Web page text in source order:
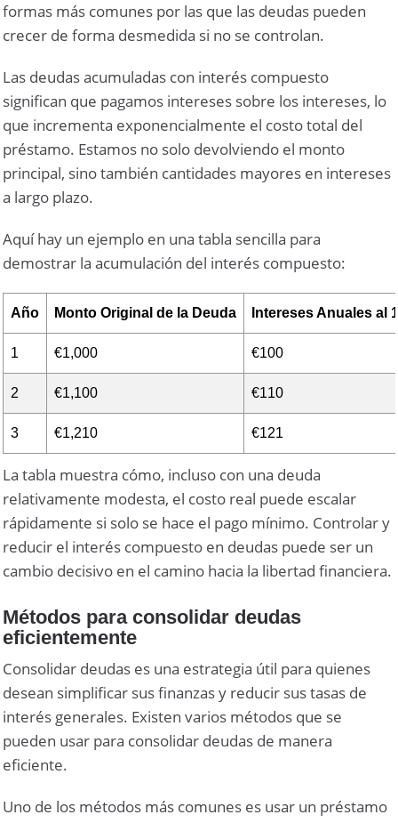
formas más comunes por las que las deudas pueden
crecer de forma desmedida si no se controlan.
Las deudas acumuladas con interés compuesto
significan que pagamos intereses sobre los intereses, lo
que incrementa exponencialmente el costo total del
préstamo. Estamos no solo devolviendo el monto
principal, sino también cantidades mayores en intereses
a largo plazo.
Aquí hay un ejemplo en una tabla sencilla para
demostrar la acumulación del interés compuesto:
Año Monto Original de la Deuda Intereses Anuales al
1 €1,000 €100
2 €1,100 €110
3 €1,210 €121
La tabla muestra cómo, incluso con una deuda
relativamente modesta, el costo real puede escalar
rápidamente si solo se hace el pago mínimo. Controlar y
reducir el interés compuesto en deudas puede ser un
cambio decisivo en el camino hacia la libertad financiera.
Métodos para consolidar deudas
eficientemente
Consolidar deudas es una estrategia útil para quienes
desean simplificar sus finanzas y reducir sus tasas de
interés generales. Existen varios métodos que se
pueden usar para consolidar deudas de manera
eficiente.
Uno de los métodos más comunes es usar un préstamo